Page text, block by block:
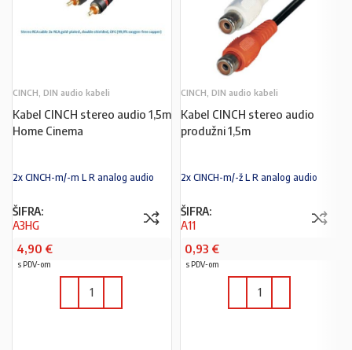
CINCH, DIN audio kabeli
Kabel CINCH stereo audio 1,5m
Home Cinema
2x CINCH-m/-m L R analog audio
ŠIFRA:
A3HG
4,90 €
s PDV-om
CINCH, DIN audio kabeli
Kabel CINCH stereo audio
produžni 1,5m
2x CINCH-m/-ž L R analog audio
ŠIFRA:
A11
0,93 €
s PDV-om